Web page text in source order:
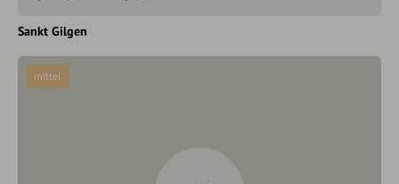
Sankt Gilgen
mittel